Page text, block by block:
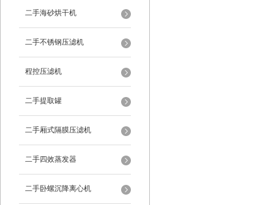
二手海砂烘干机
二手不锈钢压滤机
程控压滤机
二手提取罐
二手厢式隔膜压滤机
二手四效蒸发器
二手卧螺沉降离心机